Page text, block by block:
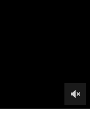
de
à la mobilisation de
et
café de la chaussée
en 1995 par le